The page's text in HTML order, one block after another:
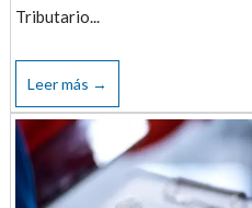
Tributario...
Leer más →